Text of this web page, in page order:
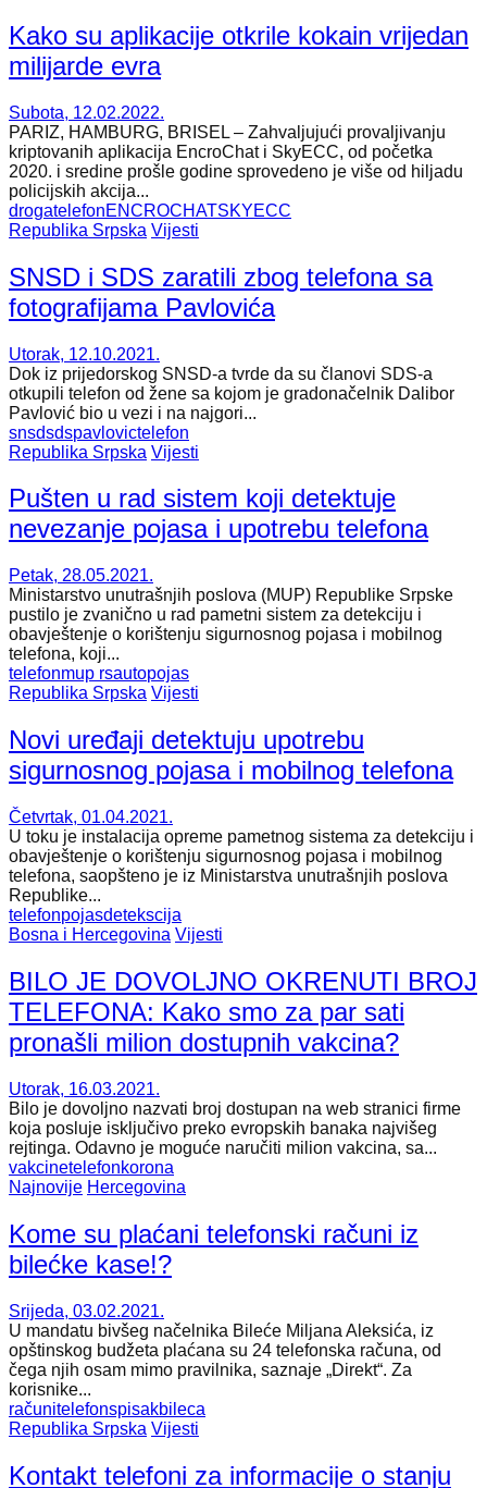
Kako su aplikacije otkrile kokain vrijedan
milijarde evra
Subota, 12.02.2022.
PARIZ, HAMBURG, BRISEL – Zahvaljujući provaljivanju
kriptovanih aplikacija EncroChat i SkyECC, od početka
2020. i sredine prošle godine sprovedeno je više od hiljadu
policijskih akcija...
drogatelefonENCROCHATSKYECC
Republika Srpska Vijesti
SNSD i SDS zaratili zbog telefona sa
fotografijama Pavlovića
Utorak, 12.10.2021.
Dok iz prijedorskog SNSD-a tvrde da su članovi SDS-a
otkupili telefon od žene sa kojom je gradonačelnik Dalibor
Pavlović bio u vezi i na najgori...
snsdsdspavlovictelefon
Republika Srpska Vijesti
Pušten u rad sistem koji detektuje
nevezanje pojasa i upotrebu telefona
Petak, 28.05.2021.
Ministarstvo unutrašnjih poslova (MUP) Republike Srpske
pustilo je zvanično u rad pametni sistem za detekciju i
obavještenje o korištenju sigurnosnog pojasa i mobilnog
telefona, koji...
telefonmup rsautopojas
Republika Srpska Vijesti
Novi uređaji detektuju upotrebu
sigurnosnog pojasa i mobilnog telefona
Četvrtak, 01.04.2021.
U toku je instalacija opreme pametnog sistema za detekciju i
obavještenje o korištenju sigurnosnog pojasa i mobilnog
telefona, saopšteno je iz Ministarstva unutrašnjih poslova
Republike...
telefonpojasdetekscija
Bosna i Hercegovina Vijesti
BILO JE DOVOLJNO OKRENUTI BROJ
TELEFONA: Kako smo za par sati
pronašli milion dostupnih vakcina?
Utorak, 16.03.2021.
Bilo je dovoljno nazvati broj dostupan na web stranici firme
koja posluje isključivo preko evropskih banaka najvišeg
rejtinga. Odavno je moguće naručiti milion vakcina, sa...
vakcinetelefonkorona
Najnovije Hercegovina
Kome su plaćani telefonski računi iz
bilećke kase!?
Srijeda, 03.02.2021.
U mandatu bivšeg načelnika Bileće Miljana Aleksića, iz
opštinskog budžeta plaćana su 24 telefonska računa, od
čega njih osam mimo pravilnika, saznaje „Direkt“. Za
korisnike...
računitelefonspisakbileca
Republika Srpska Vijesti
Kontakt telefoni za informacije o stanju